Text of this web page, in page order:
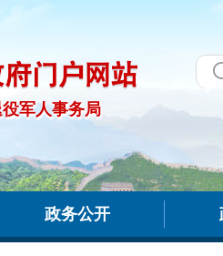
军人事务局
军人事务局
政务公开